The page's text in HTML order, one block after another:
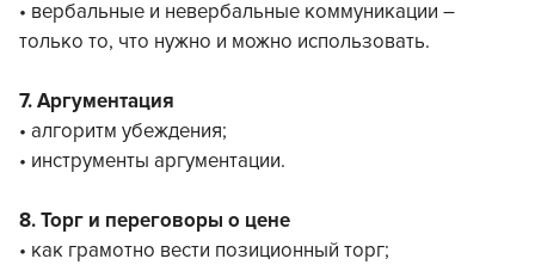
• вербальные и невербальные коммуникации –
только то, что нужно и можно использовать.
7. Аргументация
• алгоритм убеждения;
• инструменты аргументации.
8. Торг и переговоры о цене
• как грамотно вести позиционный торг;